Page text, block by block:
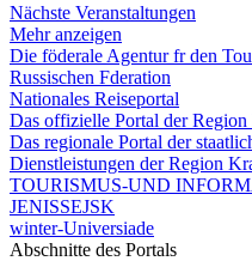
Nächste Veranstaltungen
Mehr anzeigen
Die föderale Agentur fr den
Russischen Fderation
Nationales Reiseportal
Das offizielle Portal der
Das regionale Portal der
Dienstleistungen der Region
TOURISMUS-UND
JENISSEJSK
winter-Universiade
Abschnitte des Portals